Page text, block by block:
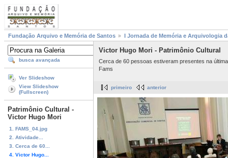
Fundação Arquivo e Memória de Santos I Jornada de Memória e Arquivologia
busca avançada
Ver Slideshow
View Slideshow
(Fullscreen)
Patrimônio Cultural -
Victor Hugo Mori
1. FAMS_04.jpg
2. Atividade...
3. Cerca de 60...
4. Victor Hugo...
Victor Hugo Mori - Patrimônio Cultural
Cerca de 60 pessoas estiveram presentes na
Fams
primeiro anterior